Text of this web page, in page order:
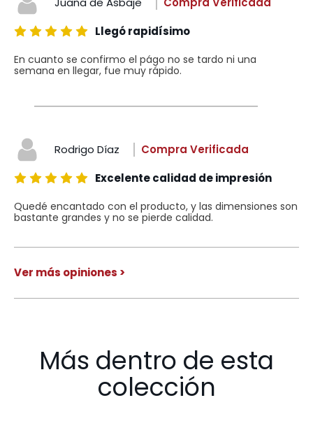
Llegó rapidísimo
En cuanto se confirmo el págo no se tardo ni una
semana en llegar, fue muy rápido.
Rodrigo Díaz
Compra Verificada
Excelente calidad de impresión
Quedé encantado con el producto, y las dimensiones son
bastante grandes y no se pierde calidad.
Ver más opiniones >
Más dentro de esta
colección